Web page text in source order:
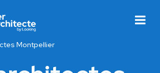
Montpellier